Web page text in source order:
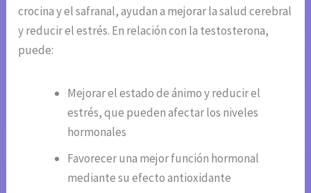
crocina y el safranal, ayudan a mejorar la salud cerebral
y reducir el estrés. En relación con la testosterona,
puede:
Mejorar el estado de ánimo y reducir el
estrés, que pueden afectar los niveles
hormonales
Favorecer una mejor función hormonal
mediante su efecto antioxidante